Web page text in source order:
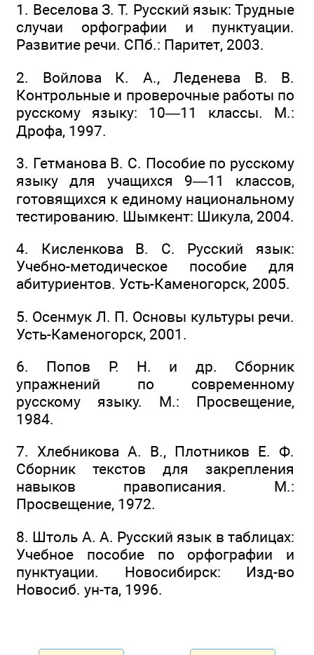
1. Веселова З. Т. Русский язык: Трудные
случаи орфографии и пунктуации.
Развитие речи. СПб.: Паритет, 2003.
2. Войлова К. А., Леденева В. В.
Контрольные и проверочные работы по
русскому языку: 10—11 классы. М.:
Дрофа, 1997.
3. Гетманова В. С. Пособие по русскому
языку для учащихся 9—11 классов,
готовящихся к единому национальному
тестированию. Шымкент: Шикула, 2004.
4. Кисленкова В. С. Русский язык:
Учебно-методическое пособие для
абитуриентов. Усть-Каменогорск, 2005.
5. Осенмук Л. П. Основы культуры речи.
Усть-Каменогорск, 2001.
6. Попов Р. Н. и др. Сборник
упражнений по современному
русскому языку. М.: Просвещение,
1984.
7. Хлебникова А. В., Плотников Е. Ф.
Сборник текстов для закрепления
навыков правописания. М.:
Просвещение, 1972.
8. Штоль А. А. Русский язык в таблицах:
Учебное пособие по орфографии и
пунктуации. Новосибирск: Изд-во
Новосиб. ун-та, 1996.